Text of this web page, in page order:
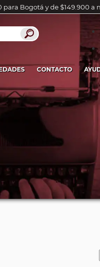
Bogotá y de $149.900 a
CONTACTO